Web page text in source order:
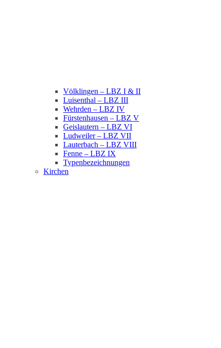
Völklingen – LBZ I & II
Luisenthal – LBZ III
Wehrden – LBZ IV
Fürstenhausen – LBZ V
Geislautern – LBZ VI
Ludweiler – LBZ VII
Lauterbach – LBZ VIII
Fenne – LBZ IX
Typenbezeichnungen
Kirchen